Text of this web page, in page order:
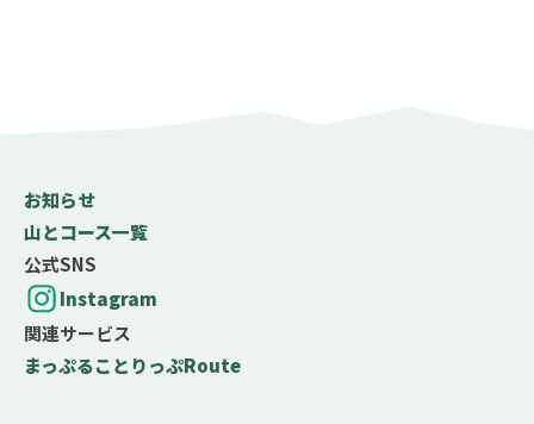
お知らせ
山とコース一覧
公式SNS
Instagram
関連サービス
まっぷることりっぷRoute